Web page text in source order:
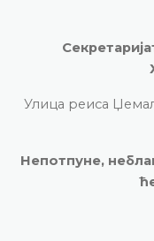
Улица реиса
Непотпуне,